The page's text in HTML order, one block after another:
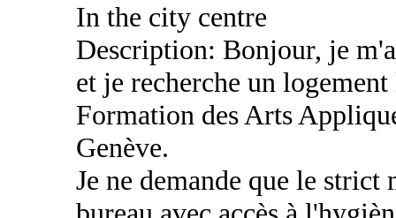
In the city centre
Description: Bonjour, je
et je recherche un
Formation des Arts
Genève.
Je ne demande que le